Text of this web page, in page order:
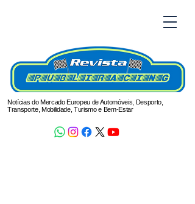
Notícias do Mercado Europeu de Automóveis, Desporto,
Transporte, Mobilidade, Turismo e Bem-Estar